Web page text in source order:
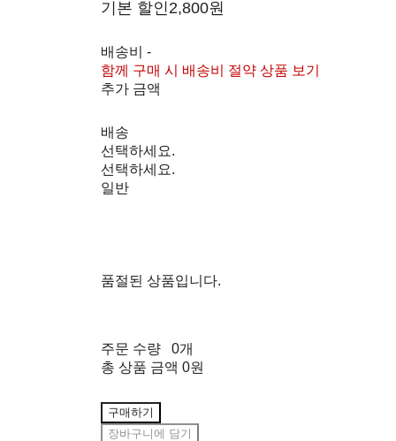
기본 할인 2,800원
배송비-
함께 구매 시 배송비 절약 상품 보기
추가 금액
배송
선택하세요.
선택하세요.
일반
품절된 상품입니다.
주문 수량
0개
총 상품 금액 0원
구매하기
장바구니에 담기